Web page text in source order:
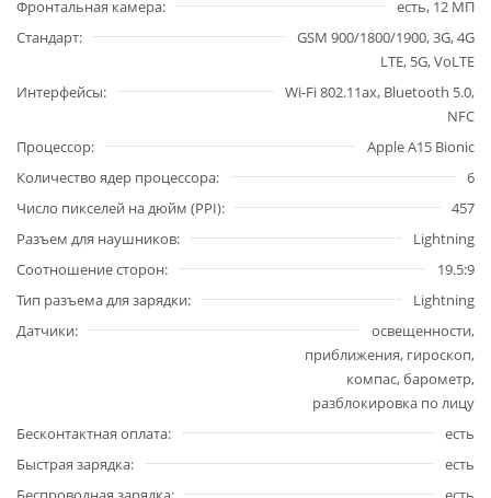
Фронтальная камера
есть, 12 МП
Стандарт
GSM 900/1800/1900, 3G, 4G
LTE, 5G, VoLTE
Интерфейсы
Wi-Fi 802.11ax, Bluetooth 5.0,
NFC
Процессор
Apple A15 Bionic
Количество ядер процессора
6
Число пикселей на дюйм (PPI)
457
Разъем для наушников
Lightning
Соотношение сторон
19.5:9
Тип разъема для зарядки
Lightning
Датчики
освещенности,
приближения, гироскоп,
компас, барометр,
разблокировка по лицу
Бесконтактная оплата
есть
Быстрая зарядка
есть